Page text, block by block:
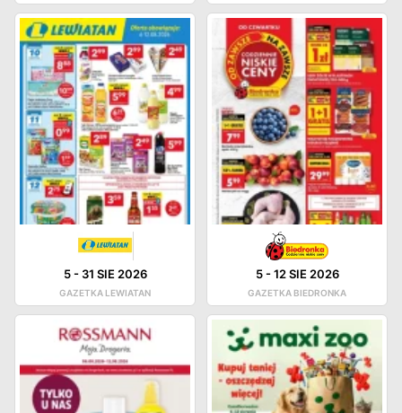
5- 31 SIE 2026
GAZETKA LEWIATAN
5-12 SIE 2026
GAZETKA BIEDRONKA